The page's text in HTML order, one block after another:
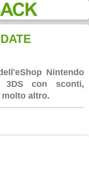
Nintendo
con sconti,
altro.